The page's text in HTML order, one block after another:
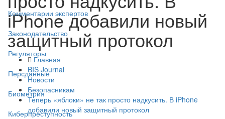
Комментарии экспертов
Законодательство
Регуляторы
Персданные
Биометрия
Киберпреступность
iPhone добавили новый
защитный протокол
Главная
BIS Journal
Новости
Безопасникам
Теперь «яблоки» не так просто надкусить. В iPhone
добавили новый защитный протокол